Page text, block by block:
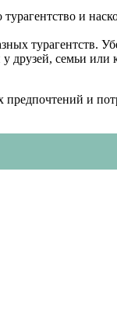
и
турагентств.
семьи или
и